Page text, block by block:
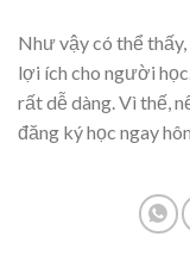
Như vậy có thể
lợi ích cho người
rất dễ dàng. Vì thế,
đăng ký học ngay